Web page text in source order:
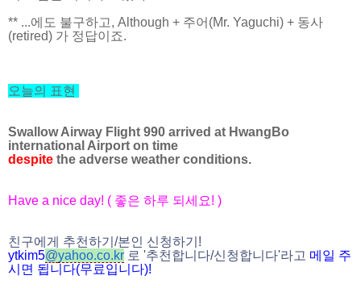
** ...에도 불구하고, Although + 주어(Mr. Yaguchi) + 동사
(retired) 가 정답이죠.
오늘의 표현
Swallow Airway Flight 990 arrived at HwangBo
international Airport on time
despite the adverse weather conditions.
Have a nice day! ( 좋은 하루 되세요! )
친구에게 추천하기 /본인 신청하기 !
ytkim5@yahoo.co.kr 로 '추천합니다/신청합니다'라고 메일 주
시면 됩니다(무료입니다)!